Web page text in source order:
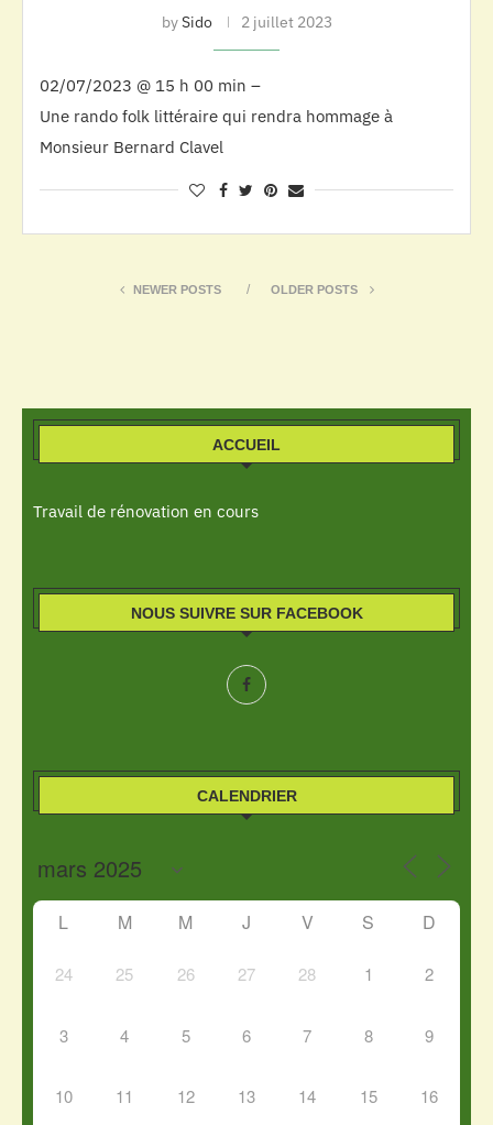
bySido 2 juillet 2023
02/07/2023 @ 15 h 00 min –
Une rando folk littéraire qui rendra hommage à
Monsieur Bernard Clavel
NEWER POSTS OLDER POSTS
ACCUEIL
Travail de rénovation en cours
NOUS SUIVRE SUR FACEBOOK
CALENDRIER
L M M J V S D
24 25 26 27 28 1 2
3 4 5 6 7 8 9
10 11 12 13 14 15 16